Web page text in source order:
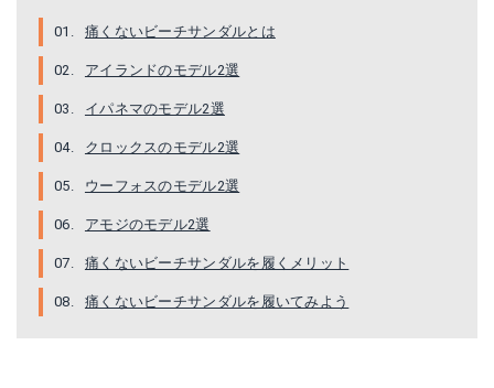
痛くないビーチサンダルとは
アイランドのモデル2選
イパネマのモデル2選
クロックスのモデル2選
ウーフォスのモデル2選
アモジのモデル2選
痛くないビーチサンダルを履くメリット
痛くないビーチサンダルを履いてみよう
Yahoo!ショッピングを見る Yahoo!ショッピングで見る
ウーアーサンダル ウーアースポーツフレックス